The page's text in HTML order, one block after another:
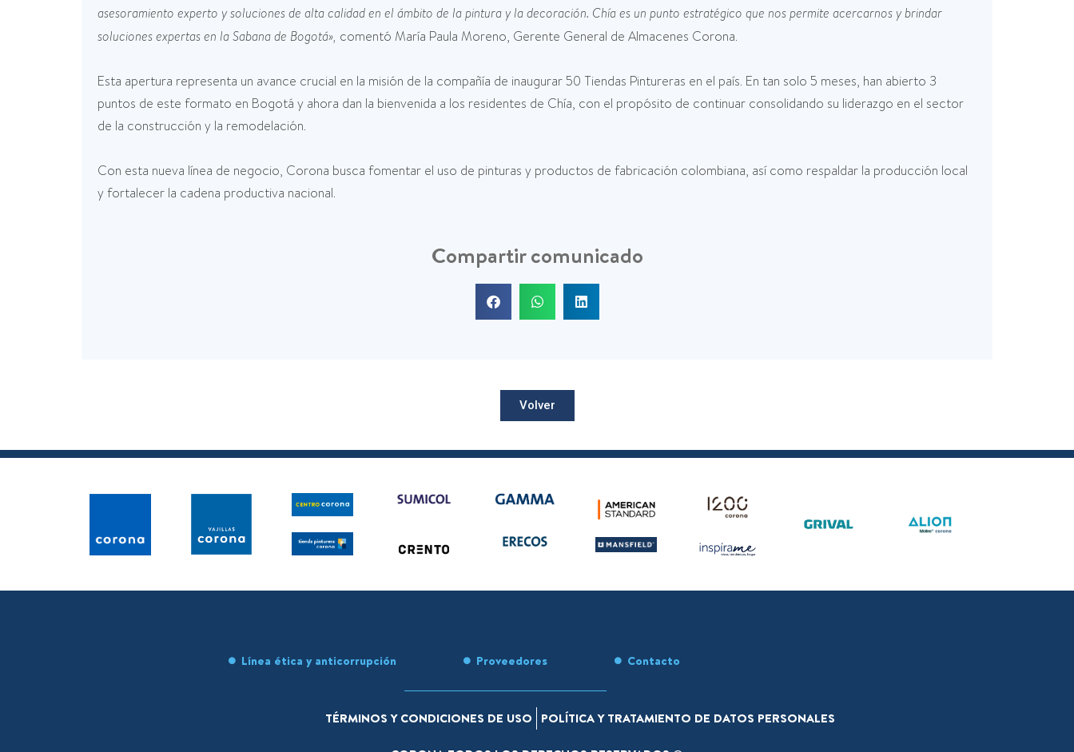
asesoramiento experto y soluciones de alta calidad en el ámbito de la pintura y la decoración. Chía es un punto estratégico que nos permite acercarnos y brindar
soluciones expertas en la Sabana de Bogotá», comentó María Paula Moreno, Gerente General de Almacenes Corona.
Esta apertura representa un avance crucial en la misión de la compañía de inaugurar 50 Tiendas Pintureras en el país. En tan solo 5 meses, han abierto 3
puntos de este formato en Bogotá y ahora dan la bienvenida a los residentes de Chía, con el propósito de continuar consolidando su liderazgo en el sector
de la construcción y la remodelación.
Con esta nueva línea de negocio, Corona busca fomentar el uso de pinturas y productos de fabricación colombiana, así como respaldar la producción local
y fortalecer la cadena productiva nacional.
Compartir comunicado
Volver
Línea ética y anticorrupción Proveedores Contacto
TÉRMINOS Y CONDICIONES DE USO POLÍTICA Y TRATAMIENTO DE DATOS PERSONALES